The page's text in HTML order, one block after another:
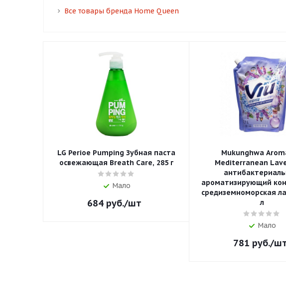
Все товары бренда Home Queen
LG Perioe Pumping Зубная паста
освежающая Breath Care, 285 г
Мало
684 руб./шт
Mukunghwa
Mediterranean
ароматизирующий
средиземноморская
л
Мало
781 руб./